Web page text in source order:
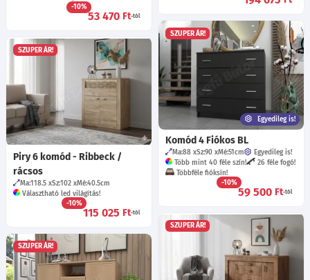
-10%
53 470 Ft-tól
SZUPER ÁR!
Egyedileg is!
Komód 4 Fiókos BL
Ma:88 Sz:90 Mé:51cm
Egyedileg is!
Több mint 40 féle szín!
26 féle fogó!
Többféle fióksín!
-10%
59 500 Ft-tól
SZUPER ÁR!
Piry 6 komód - Ribbeck /
rácsos
Ma:118.5 Sz:102 Mé:40.5cm
Választható led világítás!
-10%
115 025 Ft-tól
SZUPER ÁR!
SZUPER ÁR!